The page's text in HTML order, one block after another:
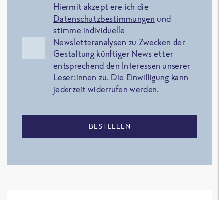
Hiermit akzeptiere ich die
Datenschutzbestimmungen und
stimme individuelle
Newsletteranalysen zu Zwecken der
Gestaltung künftiger Newsletter
entsprechend den Interessen unserer
Leser:innen zu. Die Einwilligung kann
jederzeit widerrufen werden.
BESTELLEN